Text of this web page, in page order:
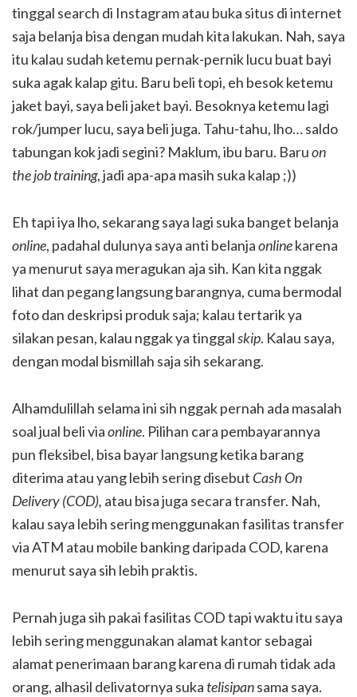
tinggal search di Instagram atau buka situs di internet
saja belanja bisa dengan mudah kita lakukan. Nah, saya
itu kalau sudah ketemu pernak-pernik lucu buat bayi
suka agak kalap gitu. Baru beli topi, eh besok ketemu
jaket bayi, saya beli jaket bayi. Besoknya ketemu lagi
rok/jumper lucu, saya beli juga. Tahu-tahu, lho… saldo
tabungan kok jadi segini? Maklum, ibu baru. Baruon
the job training, jadi apa-apa masih suka kalap ;))
Eh tapi iya lho, sekarang saya lagi suka banget belanja
online, padahal dulunya saya anti belanjaonlinekarena
ya menurut saya meragukan aja sih. Kan kita nggak
lihat dan pegang langsung barangnya, cuma bermodal
foto dan deskripsi produk saja; kalau tertarik ya
silakan pesan, kalau nggak ya tinggalskip. Kalau saya,
dengan modal bismillah saja sih sekarang.
Alhamdulillah selama ini sih nggak pernah ada masalah
soal jual beli viaonline. Pilihan cara pembayarannya
pun fleksibel, bisa bayar langsung ketika barang
diterima atau yang lebih sering disebut Cash On
Delivery (COD), atau bisa juga secara transfer. Nah,
kalau saya lebih sering menggunakan fasilitas transfer
via ATM atau mobile banking daripada COD, karena
menurut saya sih lebih praktis.
Pernah juga sih pakai fasilitas COD tapi waktu itu saya
lebih sering menggunakan alamat kantor sebagai
alamat penerimaan barang karena di rumah tidak ada
orang, alhasil delivatornya suka telisipansama saya.